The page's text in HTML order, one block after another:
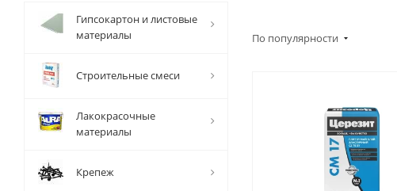
По популярности
Гипсокартон и листовые
материалы
Строительные смеси
Лакокрасочные
материалы
Крепеж